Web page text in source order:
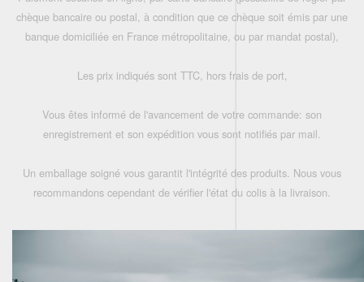
chèque bancaire ou postal, à condition que ce chèque soit émis par une
banque domiciliée en France métropolitaine, ou par mandat postal),
Les prix indiqués sont TTC, hors frais de port,
Vous êtes informé de l'avancement de votre commande: son
enregistrement et son expédition vous sont notifiés par mail.
Un emballage soigné vous garantit l'intégrité des produits. Nous vous
recommandons cependant de vérifier l'état du colis à la livraison.